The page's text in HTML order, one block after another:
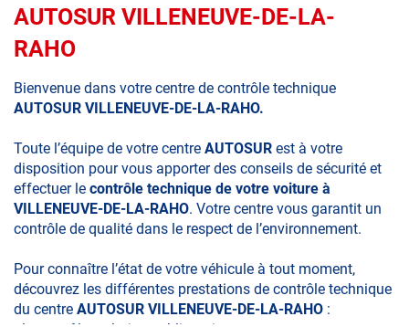
AUTOSUR VILLENEUVE-DE-LA-
RAHO
Bienvenue dans votre centre de contrôle technique
AUTOSUR VILLENEUVE-DE-LA-RAHO.
Toute l’équipe de votre centre AUTOSUR est à votre
disposition pour vous apporter des conseils de sécurité et
effectuer le contrôle technique de votre voiture à
VILLENEUVE-DE-LA-RAHO. Votre centre vous garantit un
contrôle de qualité dans le respect de l’environnement.
Pour connaître l’état de votre véhicule à tout moment,
découvrez les différentes prestations de contrôle technique
du centre AUTOSUR VILLENEUVE-DE-LA-RAHO :